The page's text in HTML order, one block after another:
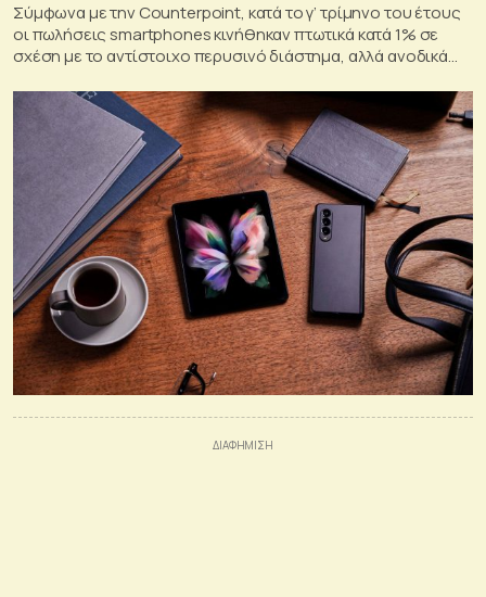
Σύμφωνα με την Counterpoint, κατά το γ’ τρίμηνο του έτους
οι πωλήσεις smartphones κινήθηκαν πτωτικά κατά 1% σε
σχέση με το αντίστοιχο περυσινό διάστημα, αλλά ανοδικά